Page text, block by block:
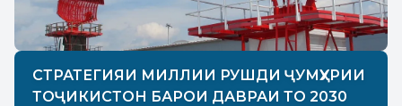
СТРАТЕГИЯИ МИЛЛИИ РУШДИ ҶУМҲУРИИ
ТОҶИКИСТОН БАРОИ ДАВРАИ ТО 2030